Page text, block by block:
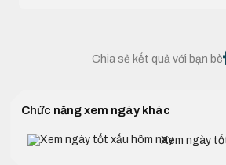
Chia sẻ kết quả với bạn bè
Chức năng xem ngày khác
Xem ngày